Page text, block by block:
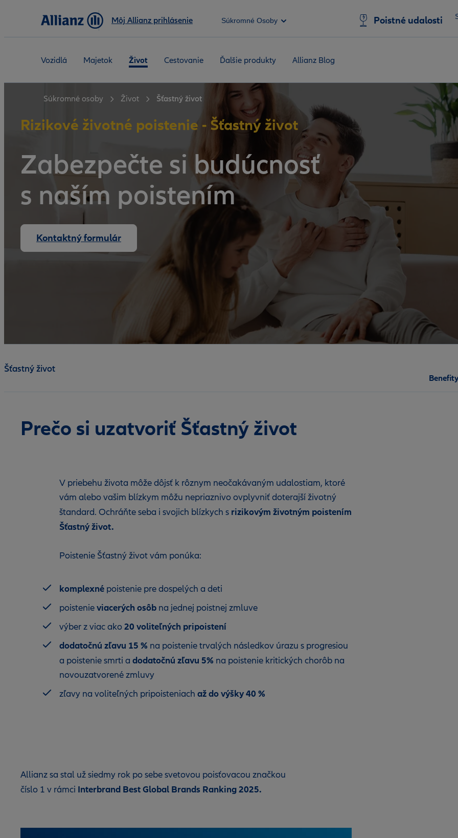
Môj Allianz prihlásenie Súkromné Osoby Poistné udalosti
Vozidlá Majetok Život Cestovanie Ďalšie produkty Allianz Blog
Súkromné osoby Život Šťastný život
Rizikové životné poistenie - Šťastný život
Zabezpečte si budúcnosť
s naším poistením
Kontaktný formulár
Šťastný život
Benefity
Prečo si uzatvoriť Šťastný život
V priebehu života môže dôjsť k rôznym neočakávaným udalostiam, ktoré
vám alebo vašim blízkym môžu nepriaznivo ovplyvniť doterajší životný
štandard. Ochráňte seba i svojich blízkych s rizikovým životným poistením
Šťastný život.
Poistenie Šťastný život vám ponúka:
komplexné poistenie pre dospelých a deti
poistenieviacerých osôb na jednej poistnej zmluve
výber z viac ako20 voliteľných pripoistení
dodatočnú zľavu 15 % na poistenie trvalých následkov úrazu s progresiou
a poistenie smrti a dodatočnú zľavu 5% na poistenie kritických chorôb na
novouzatvorené zmluvy
zľavy na voliteľných pripoisteniach až do výšky 40 %
Allianz sa stal už siedmy rok po sebe svetovou poisťovacou značkou
číslo 1 v rámci Interbrand Best Global Brands Ranking 2025.